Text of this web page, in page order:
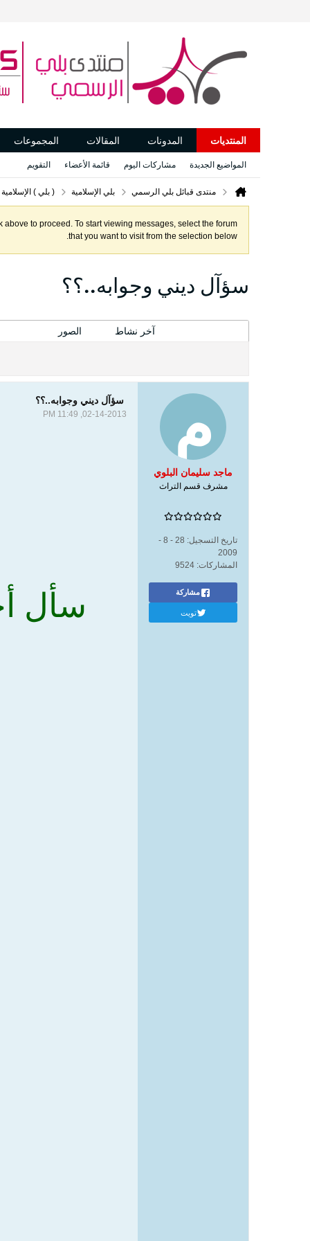
المنتديات المدونات المقالات المجموعات
المواضيع الجديدة مشاركات اليوم قائمة الأعضاء التقويم
منتدى قبائل بلي الرسمي بلي الإسلامية ( بلي ) الإسلامية
to proceed. To start viewing messages, select the forum
that you want to visit from the selection below.
سؤآل ديني وجوابه..؟؟
آخر نشاط الصور
ماجد سليمان البلوي
مشرف قسم التراث
تاريخ التسجيل:
28 - 8 -
2009
المشاركات: 9524
مشاركة
تويت
سؤآل ديني وجوابه..؟؟
02-14-2013, 11:49 PM
سأل